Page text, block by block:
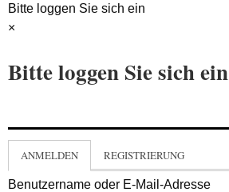
Bitte loggen Sie sich ein
×
Bitte loggen Sie sich ein
ANMELDEN REGISTRIERUNG
Benutzername oder E-Mail-Adresse